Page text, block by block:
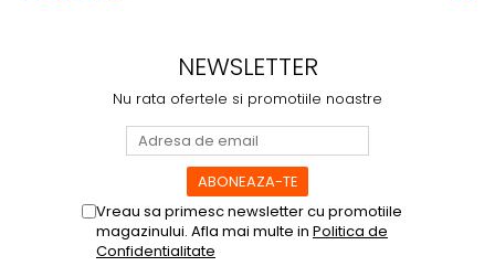
NEWSLETTER
Nu rata ofertele si promotiile noastre
Vreau sa primesc newsletter cu promotiile
magazinului. Afla mai multe in Politica de
Confidentialitate